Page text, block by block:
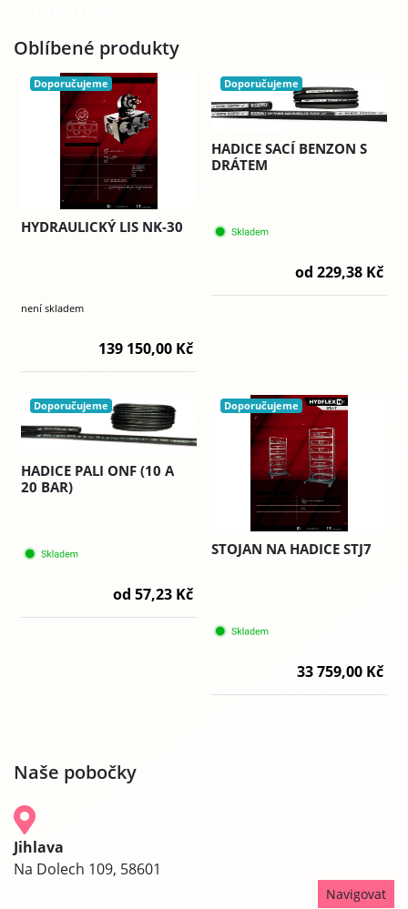
Oblíbené produkty
Doporučujeme
HYDRAULICKÝ LIS NK-30
není skladem
139 150,00 Kč
Doporučujeme
HADICE SACÍ BENZON S
DRÁTEM
od 229,38 Kč
Doporučujeme
HADICE PALI ONF (10 A
20 BAR)
od 57,23 Kč
Doporučujeme
STOJAN NA HADICE STJ7
33 759,00 Kč
Naše pobočky
Jihlava
Na Dolech 109, 58601
Navigovat